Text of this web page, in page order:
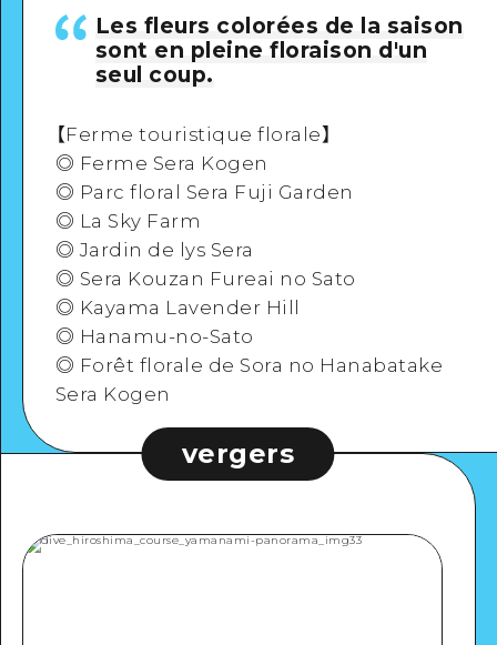
Les fleurs colorées de la saison
sont en pleine floraison d'un
seul coup.
【Ferme touristique florale】
◎ Ferme Sera Kogen
◎ Parc floral Sera Fuji Garden
◎ La Sky Farm
◎ Jardin de lys Sera
◎ Sera Kouzan Fureai no Sato
◎ Kayama Lavender Hill
◎ Hanamu-no-Sato
◎ Forêt florale de Sora no Hanabatake
Sera Kogen
vergers